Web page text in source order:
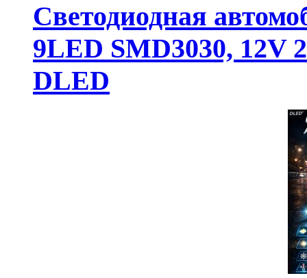
Светодиодная
9LED SMD3030, 12V
DLED